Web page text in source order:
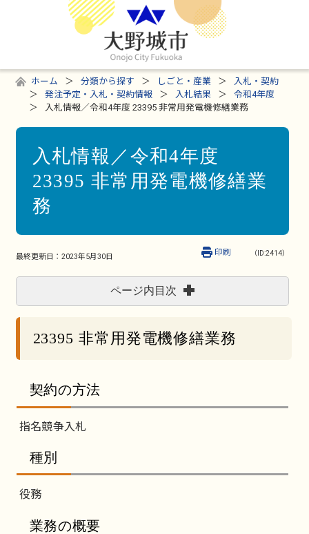
ホーム 分類から探す しごと・産業
入札・契約
発注予定・入札・契約情報
入札結果
令和4年度
入札情報／令和4年度 23395 非常用発電機修繕業務
入札情報／令和4年度
23395 非常用発電機修繕業
務
最終更新日： 2023年5月30日 （ID:2414）
印刷
ページ内目次
23395 非常用発電機修繕業務
契約の方法
指名競争入札
種別
役務
業務の概要